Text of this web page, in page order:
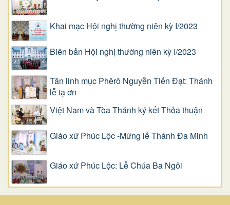
Khai mạc Hội nghị thường niên kỳ I/2023
Biên bản Hội nghị thường niên kỳ I/2023
Tân linh mục Phêrô Nguyễn Tiến Đạt: Thánh
lễ tạ ơn
Việt Nam và Tòa Thánh ký kết Thỏa thuận
Giáo xứ Phúc Lộc -Mừng lễ Thánh Đa Minh
Giáo xứ Phúc Lộc: Lễ Chúa Ba Ngôi